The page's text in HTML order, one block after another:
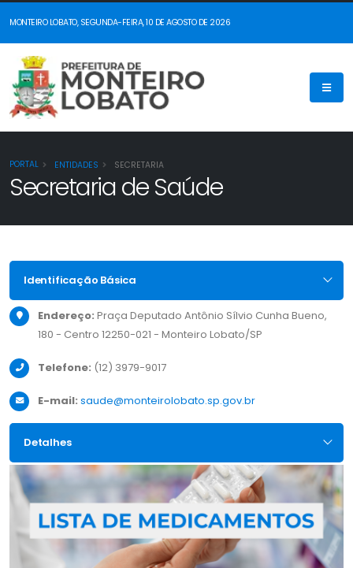
MONTEIRO LOBATO, SEGUNDA-FEIRA, 10 DE AGOSTO DE 2026
PORTAL ENTIDADES SECRETARIA
Secretaria de Saúde
Identificação Básica
Endereço: Praça Deputado Antônio Sílvio Cunha Bueno,
180 - Centro 12250-021 - Monteiro Lobato/SP
Telefone: (12) 3979-9017
E-mail: saude@monteirolobato.sp.gov.br
Detalhes